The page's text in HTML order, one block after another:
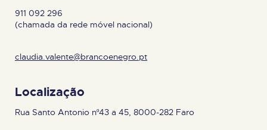
911 092 296
(chamada da rede móvel nacional)
claudia.valente@brancoenegro.pt
Localização
Rua Santo Antonio nº43 a 45, 8000-282 Faro